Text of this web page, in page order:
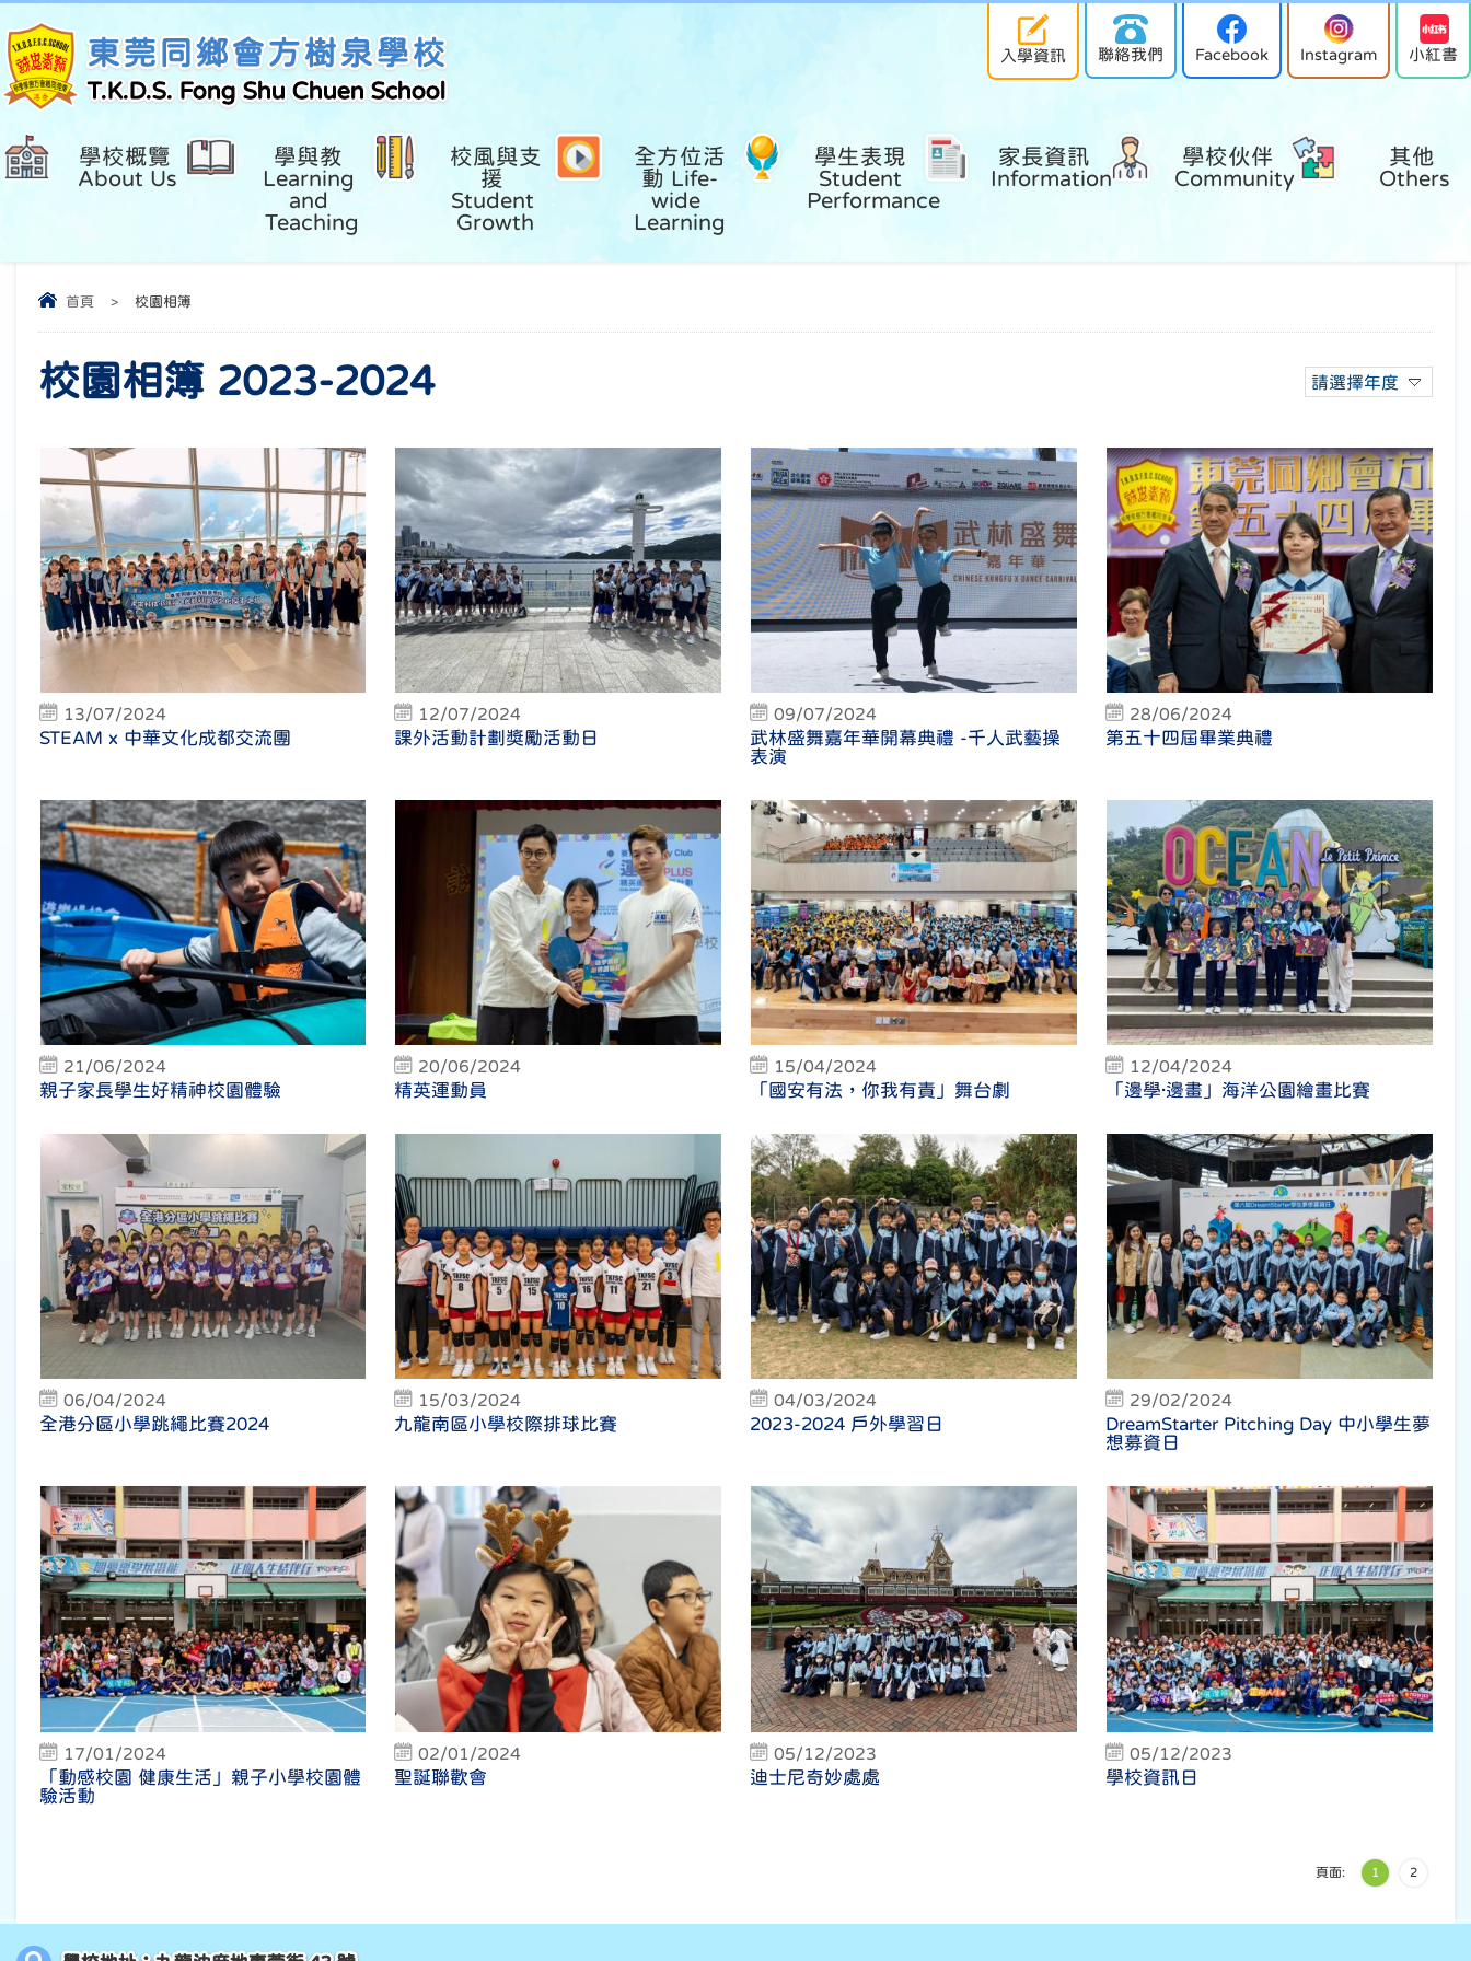
東莞同鄉會方樹泉學校
T.K.D.S. Fong Shu Chuen School
入學資訊 聯絡我們 Facebook Instagram 小紅書
學校概覽
About Us
學與教
Learning
and
Teaching
校風與支
援
Student
Growth
全方位活
動 Life-
wide
Learning
學生表現
Student
Performance
家長資訊
Information
學校伙伴
Community
其他
Others
首頁 > 校園相簿
校園相簿 2023-2024 請選擇年度
13/07/2024
STEAM x 中華文化成都交流團
12/07/2024
課外活動計劃獎勵活動日
09/07/2024
武林盛舞嘉年華開幕典禮 -千人武藝操
表演
28/06/2024
第五十四屆畢業典禮
21/06/2024
親子家長學生好精神校園體驗
20/06/2024
精英運動員
15/04/2024
「國安有法，你我有責」舞台劇
12/04/2024
「邊學·邊畫」海洋公園繪畫比賽
06/04/2024
全港分區小學跳繩比賽2024
15/03/2024
九龍南區小學校際排球比賽
04/03/2024
2023-2024 戶外學習日
29/02/2024
DreamStarter Pitching Day 中小學生夢
想募資日
17/01/2024
「動感校園 健康生活」親子小學校園體
驗活動
02/01/2024
聖誕聯歡會
05/12/2023
迪士尼奇妙處處
05/12/2023
學校資訊日
頁面: 1 2